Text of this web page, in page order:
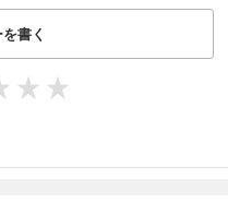
書く